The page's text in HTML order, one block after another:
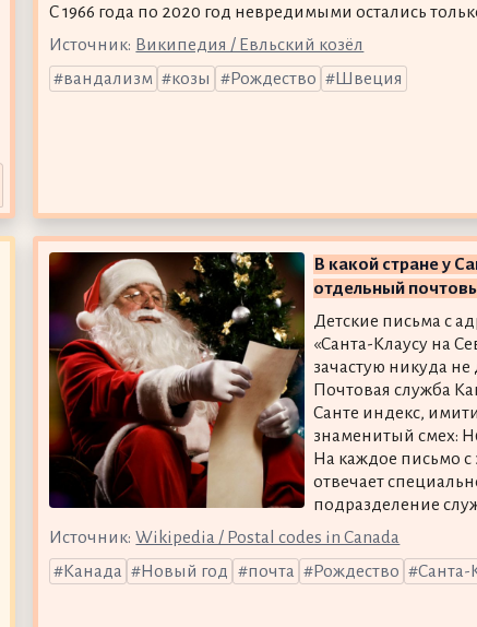
С 1966 года по 2020 год невредимыми остались
Источник: Википедия / Евльский козёл
вандализм
козы Рождество Швеция
В какой стране у
отдельный
Детские письма с
«Санта-Клаусу на
зачастую никуда не
Почтовая служба
Санте индекс,
знаменитый смех:
На каждое письмо
отвечает
подразделение
Источник: Wikipedia / Postal codes in Canada
Канада
Новый год почта Рождество Санта-